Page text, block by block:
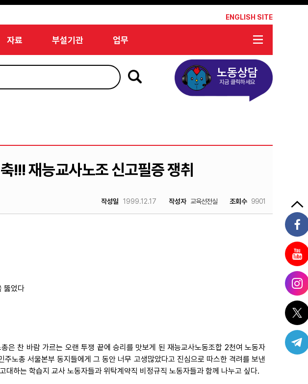
ENGLISH SITE
자료 부설기관 업무
노동상담
지금 클릭하세요
!!! 재능교사노조 신고필증 쟁취
작성일 1999.12.17 작성자 교육선전실 조회수 9901
뚫었다
은 찬 바람 가르는 오랜 투쟁 끝에 승리를 맛보게 된 재능교사노동조합 2천여 노동자
노총 서울본부 동지들에게 그 동안 너무 고생많았다고 진심으로 따스한 격려를 보낸
대하는 학습지 교사 노동자들과 위탁계약직 비정규직 노동자들과 함께 나누고 싶다.